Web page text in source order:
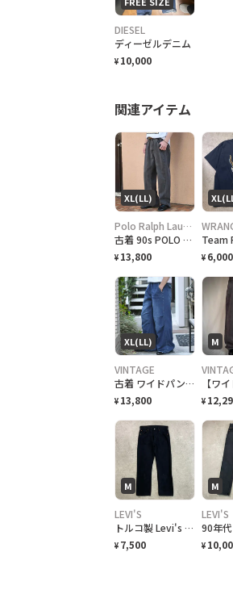
DIESEL
ディーゼルデニム
¥ 10,000
関連アイテム
XL(LL)
Polo Ralph Lauren
古着 90s POLO RALPH LAUREN 先染め ブラックデニム デニム
¥ 13,800 ¥ 6,000
XL(LL)
VINTAGE
古着 ワイドパンツ デニムパンツ デニム イージーパンツ 青 ブルー
¥ 13,800
M
¥
M
LEVI'S
トルコ製 Levi's ユーロリーバイス 501 ブラックデニムパンツ メンズW32相当 古着 アメカジ ジーンズ 黒
¥ 7,500
M
LEVI'S
¥